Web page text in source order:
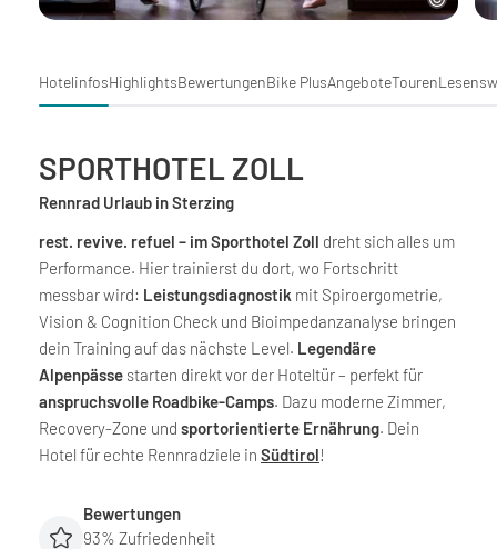
HotelinfosHighlightsBewertungenBike PlusAngeboteTouren
SPORTHOTEL ZOLL
Rennrad Urlaub in Sterzing
rest. revive. refuel – im Sporthotel Zoll dreht sich alles um
Performance. Hier trainierst du dort, wo Fortschritt
messbar wird: Leistungsdiagnostik mit Spiroergometrie,
Vision & Cognition Check und Bioimpedanzanalyse bringen
dein Training auf das nächste Level. Legendäre
Alpenpässe starten direkt vor der Hoteltür – perfekt für
anspruchsvolle Roadbike-Camps. Dazu moderne Zimmer,
Recovery-Zone und sportorientierte Ernährung. Dein
Hotel für echte Rennradziele in Südtirol!
Bewertungen
93% Zufriedenheit